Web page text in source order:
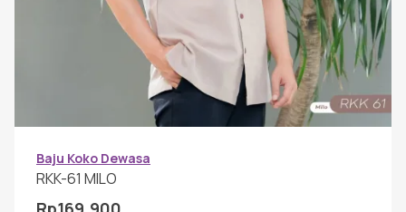
Gamis Anak-anak
Baju Koko Anak
Baju Koko Dewasa
RKK-61 MILO